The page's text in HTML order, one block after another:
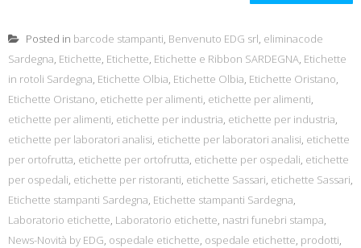
Posted in barcode stampanti, Benvenuto EDG srl, eliminacode
Sardegna, Etichette, Etichette, Etichette e Ribbon SARDEGNA, Etichette
in rotoli Sardegna, Etichette Olbia, Etichette Olbia, Etichette Oristano,
Etichette Oristano, etichette per alimenti, etichette per alimenti,
etichette per alimenti, etichette per industria, etichette per industria,
etichette per laboratori analisi, etichette per laboratori analisi, etichette
per ortofrutta, etichette per ortofrutta, etichette per ospedali, etichette
per ospedali, etichette per ristoranti, etichette Sassari, etichette Sassari,
Etichette stampanti Sardegna, Etichette stampanti Sardegna,
Laboratorio etichette, Laboratorio etichette, nastri funebri stampa,
News-Novità by EDG, ospedale etichette, ospedale etichette, prodotti,